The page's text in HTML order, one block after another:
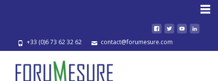
+33 (0)6 73 62 32 62 contact@forumesure.com